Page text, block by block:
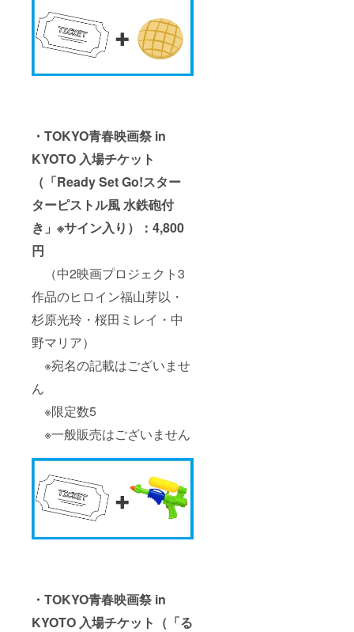
・TOKYO青春映画祭 in
KYOTO 入場チケット
（「Ready Set Go!スター
ターピストル風 水鉄砲付
き」※サイン入り）：4,800
円
（中2映画プロジェクト3
作品のヒロイン福山芽以・
杉原光玲・桜田ミレイ・中
野マリア）
※宛名の記載はございませ
ん
※限定数5
※一般販売はございません
・TOKYO青春映画祭 in
KYOTO 入場チケット（「る